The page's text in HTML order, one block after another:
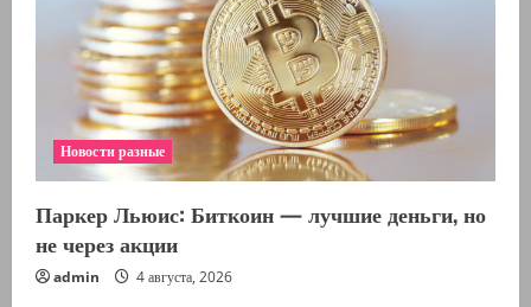
Новости разные
Паркер Льюис: Биткоин — лучшие деньги, но
не через акции
admin 4 августа, 2026